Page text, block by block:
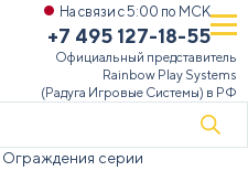
На связи с 5:00 по МСК
+7 495 127-18-55
Официальный представитель
Rainbow Play Systems
(Радуга Игровые Системы) в РФ
Ограждения серии